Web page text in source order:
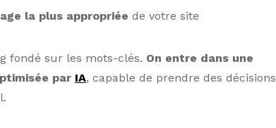
la plus appropriée de votre site
fondé sur les mots-clés. On entre dans une
par IA, capable de prendre des décisions